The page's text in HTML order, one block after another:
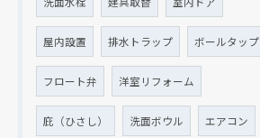
屋内設置 排水トラップ ボールタップ
フロート弁 洋室リフォーム
庇（ひさし） 洗面ボウル エアコン